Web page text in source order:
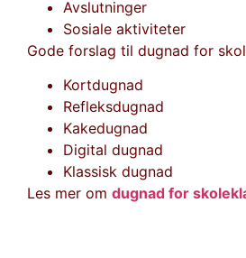
Avslutninger
Sosiale aktiviteter
Gode forslag til dugnad for
Kortdugnad
Refleksdugnad
Kakedugnad
Digital dugnad
Klassisk dugnad
Les mer om dugnad for